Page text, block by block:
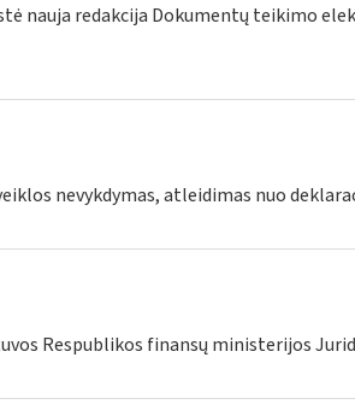
nauja redakcija Dokumentų teikimo
nevykdymas, atleidimas nuo
Respublikos finansų ministerijos